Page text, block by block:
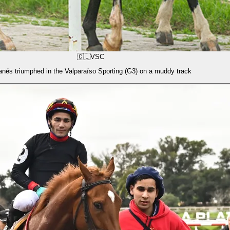
🇨🇱VSC
triumphed in the Valparaíso Sporting (G3) on a muddy track